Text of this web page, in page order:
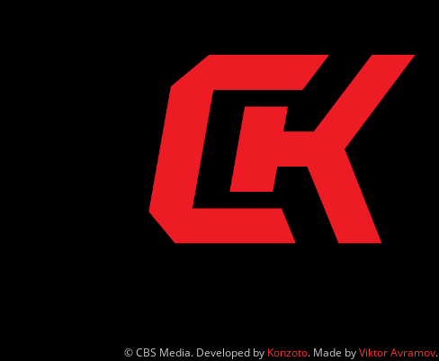
© CBS Media. Developed by Konzoto. Made byViktor Avramov.